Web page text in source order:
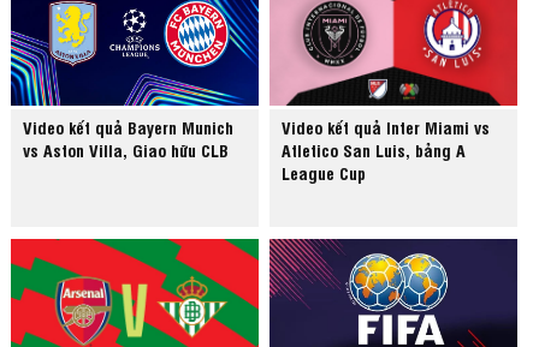
Video kết quả Bayern Munich
vs Aston Villa, Giao hữu CLB
Video kết quả Inter Miami vs
Atletico San Luis, bảng A
League Cup